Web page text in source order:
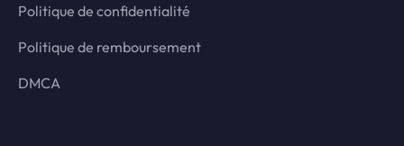
Politique de confidentialité
Politique de remboursement
DMCA